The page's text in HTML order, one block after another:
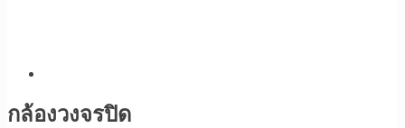
กล้องวงจรปิด